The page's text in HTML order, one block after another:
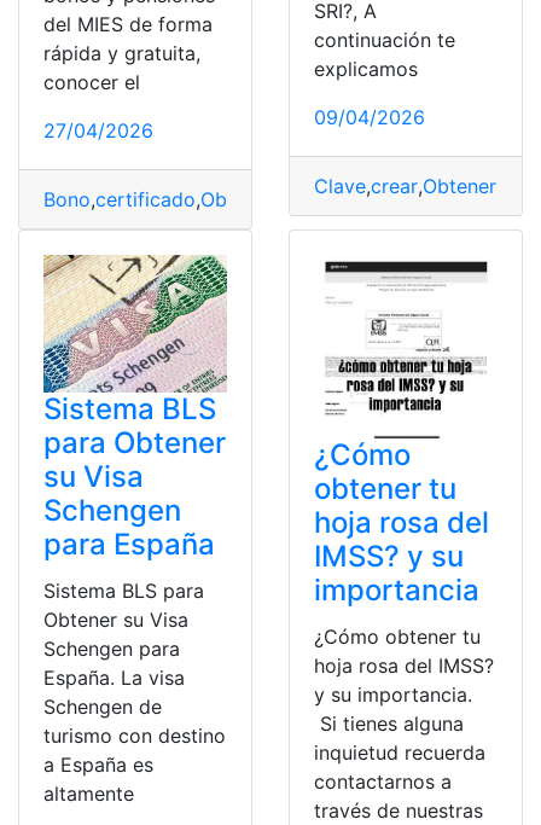
del MIES de forma
rápida y gratuita,
conocer el
27/04/2026
Bono,certificado,Obtener Pensiones
SRI?, A
continuación te
explicamos
09/04/2026
Clave,crear,Obtener
Sistema BLS
para Obtener
su Visa
Schengen
para España
Sistema BLS para
Obtener su Visa
Schengen para
España. La visa
Schengen de
turismo con destino
a España es
altamente
¿Cómo
obtener tu
hoja rosa del
IMSS? y su
importancia
¿Cómo obtener tu
hoja rosa del IMSS?
y su importancia.
Si tienes alguna
inquietud recuerda
contactarnos a
través de nuestras